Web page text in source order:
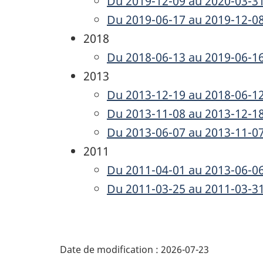
Du 2019-06-17 au 2019-12-
2018
Du 2018-06-13 au 2019-06-
2013
Du 2013-12-19 au 2018-06-
Du 2013-11-08 au 2013-12-
Du 2013-06-07 au 2013-11-
2011
Du 2011-04-01 au 2013-06-
Du 2011-03-25 au 2011-03-31
Date de modification : 2026-07-23